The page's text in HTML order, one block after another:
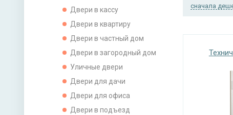
Двери в кассу
Двери в квартиру
Двери в частный дом
Двери в загородный дом
Уличные двери
Двери для дачи
Двери для офиса
Двери в подъезд
сначала